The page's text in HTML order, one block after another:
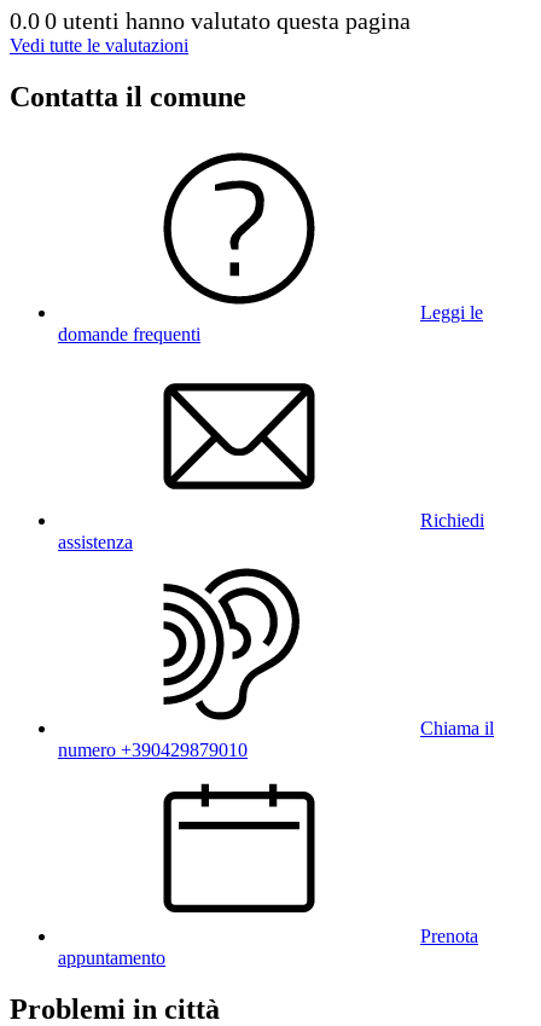
0.00 utenti hanno valutato questa pagina
Vedi tutte le valutazioni
Contatta il comune
Leggi le
domande frequenti
Richiedi
assistenza
Chiama il
numero +390429879010
Prenota
appuntamento
Problemi in città